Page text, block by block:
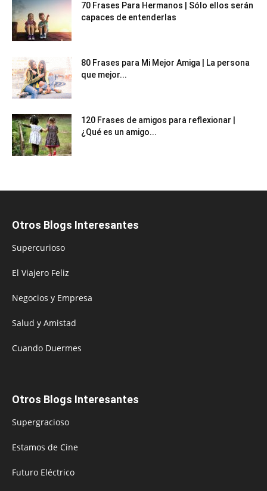
70 Frases Para Hermanos | Sólo ellos serán
capaces de entenderlas
80 Frases para Mi Mejor Amiga | La persona
que mejor...
120 Frases de amigos para reflexionar |
¿Qué es un amigo...
Otros Blogs Interesantes
Supercurioso
El Viajero Feliz
Negocios y Empresa
Salud y Amistad
Cuando Duermes
Otros Blogs Interesantes
Supergracioso
Estamos de Cine
Futuro Eléctrico